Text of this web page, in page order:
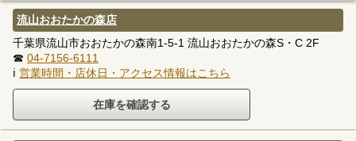
流山おおたかの森店
千葉県流山市おおたかの森南1-5-1 流山おおたかの森S・C 2F
☎ 04-7156-6111
ℹ 営業時間・店休日・アクセス情報はこちら